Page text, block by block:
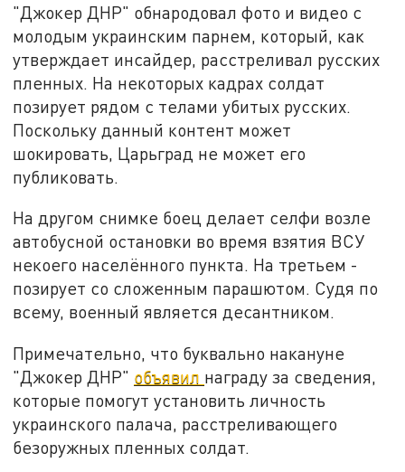
"Джокер ДНР" обнародовал фото и видео с
молодым украинским парнем, который, как
утверждает инсайдер, расстреливал русских
пленных. На некоторых кадрах солдат
позирует рядом с телами убитых русских.
Поскольку данный контент может
шокировать, Царьград не может его
публиковать.
На другом снимке боец делает селфи возле
автобусной остановки во время взятия ВСУ
некоего населённого пункта. На третьем -
позирует со сложенным парашютом. Судя по
всему, военный является десантником.
Примечательно, что буквально накануне
"Джокер ДНР" объявил награду за сведения,
которые помогут установить личность
украинского палача, расстреливающего
безоружных пленных солдат.